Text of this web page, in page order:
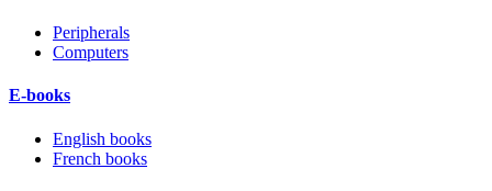
Peripherals
Computers
E-books
English books
French books